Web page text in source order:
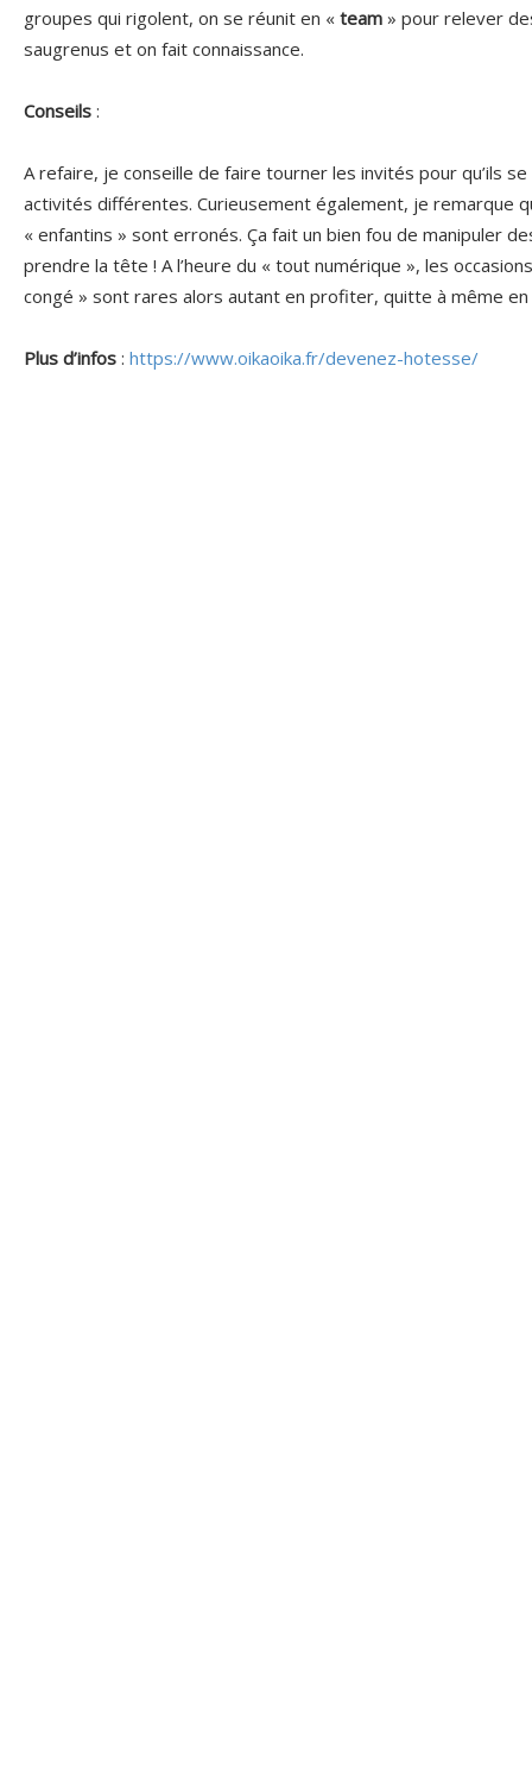
groupes qui rigolent, on se réunit en « team » pour relever
saugrenus et on fait connaissance.
Conseils :
A refaire, je conseille de faire tourner les invités pour qu’ils
activités différentes. Curieusement également, je remarque
« enfantins » sont erronés. Ça fait un bien fou de manipuler
prendre la tête ! A l’heure du « tout numérique », les
congé » sont rares alors autant en profiter, quitte à même en
Plus d’infos : https://www.oikaoika.fr/devenez-hotesse/